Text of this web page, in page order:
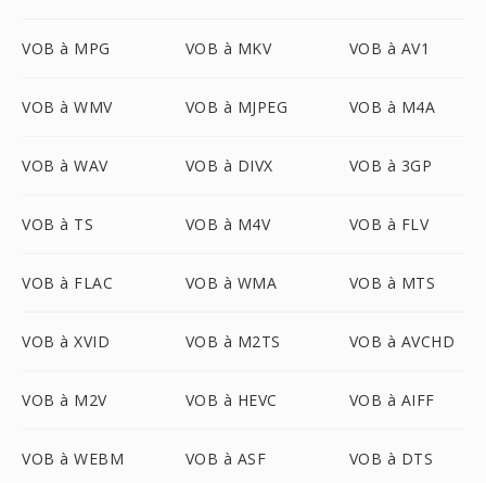
VOB à MPG VOB à MKV VOB à AV1
VOB à WMV VOB à MJPEG VOB à M4A
VOB à WAV VOB à DIVX VOB à 3GP
VOB à TS VOB à M4V VOB à FLV
VOB à FLAC VOB à WMA VOB à MTS
VOB à XVID VOB à M2TS VOB à AVCHD
VOB à M2V VOB à HEVC VOB à AIFF
VOB à WEBM VOB à ASF VOB à DTS